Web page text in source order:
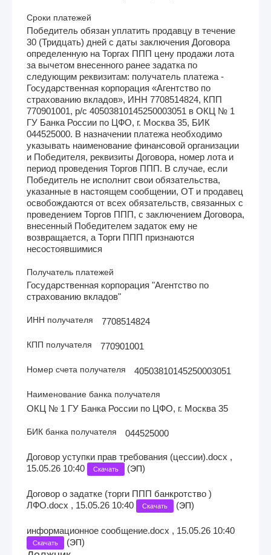
Сроки платежей
Победитель обязан уплатить продавцу в течение
30 (Тридцать) дней с даты заключения Договора
определенную на Торгах ППП цену продажи лота
за вычетом внесенного ранее задатка по
следующим реквизитам: получатель платежа -
Государственная корпорация «Агентство по
страхованию вкладов», ИНН 7708514824, КПП
770901001, р/с 40503810145250003051 в ОКЦ № 1
ГУ Банка России по ЦФО, г. Москва 35, БИК
044525000. В назначении платежа необходимо
указывать наименование финансовой организации
и Победителя, реквизиты Договора, номер лота и
период проведения Торгов ППП. В случае, если
Победитель не исполнит свои обязательства,
указанные в настоящем сообщении, ОТ и продавец
освобождаются от всех обязательств, связанных с
проведением Торгов ППП, с заключением Договора,
внесенный Победителем задаток ему не
возвращается, а Торги ППП признаются
несостоявшимися
Получатель платежей
Государственная корпорация "Агентство по
страхованию вкладов"
ИНН получателя 7708514824
КПП получателя 770901001
Номер счета получателя 40503810145250003051
Наименование банка получателя
ОКЦ № 1 ГУ Банка России по ЦФО, г. Москва 35
БИК банка получателя 044525000
Договор уступки прав требования (цессии).docx ,
15.05.26 10:40
Скачать (ЭП)
Договор о задатке (торги ППП банкротство )
ЛФО.docx , 15.05.26 10:40
Скачать (ЭП)
информационное сообщение.docx , 15.05.26 10:40
Скачать (ЭП)